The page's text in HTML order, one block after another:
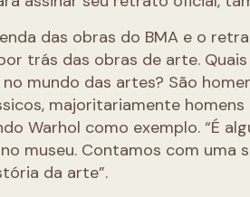
das obras do BMA e o
trás das obras de arte.
mundo das artes? São
majoritariamente
Warhol como exemplo. “É
museu. Contamos com uma
da arte”.